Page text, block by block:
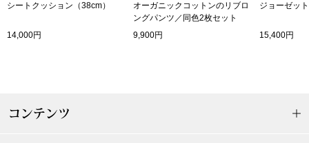
ク
ブレスレット
ファッション
シートクッション（38cm）
14,000円
オーガニックコットンのリブロ
ングパンツ／同色2枚セット
9,900円
ジョーゼッ
15,400円
コンテンツ